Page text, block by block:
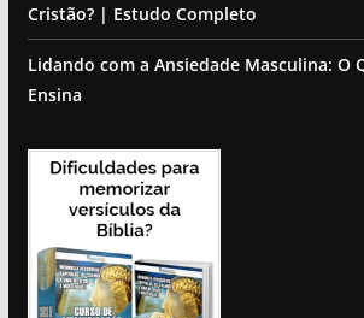
Cristão? | Estudo Completo
Lidando com a Ansiedade Masculina: O
Ensina